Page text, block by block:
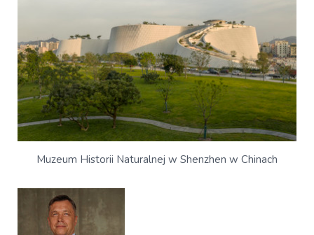
Muzeum Historii Naturalnej w Shenzhen w Chinach